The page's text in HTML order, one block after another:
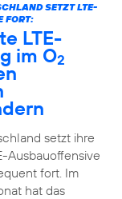
SETZT LTE-
FORT:
LTE-
im O2
setzt ihre
Ausbauoffensive
fort. Im
hat das